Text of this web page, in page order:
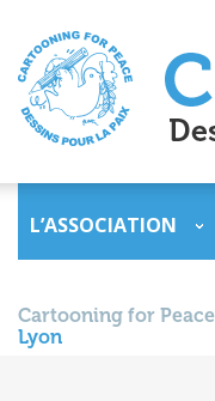
L’ASSOCIATION
Cartooning for Peace
Lyon